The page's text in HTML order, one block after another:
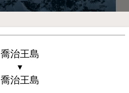
喬治王島
▼
喬治王島